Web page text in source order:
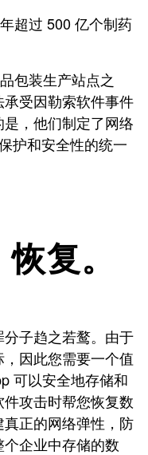
超过 500 亿个制药
包装生产站点之
受因勒索软件事件
，他们制定了网络
护和安全性的统一
复。
子趋之若鹜。由于
因此您需要一个值
可以安全地存储和
攻击时帮您恢复数
正的网络弹性，防
企业中存储的数